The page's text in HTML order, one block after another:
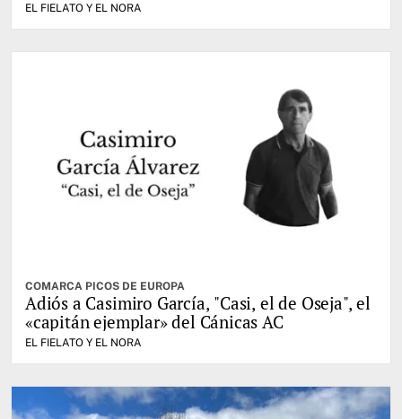
EL FIELATO Y EL NORA
COMARCA PICOS DE EUROPA
Adiós a Casimiro García, "Casi, el de Oseja", el
«capitán ejemplar» del Cánicas AC
EL FIELATO Y EL NORA